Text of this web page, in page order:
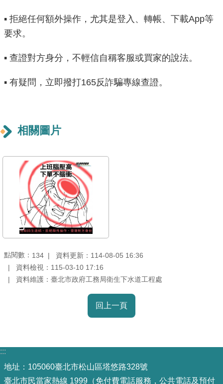
PASS
臺
通
政
資
開
及
資
訊
絡
▪️ 拒絕任何額外操作，尤其是登入、轉帳、下載App等
要求。
▪️ 查證對方身分，不輕信自稱客服或買家的說法。
▪️ 有疑問，立即撥打165反詐騙專線查證。
相關圖片
點閱數： 134
資料更新：114-08-05 16:36
資料檢視：115-03-10 17:16
資料維護：臺北市政府工務局衛生下水道工程處
回上一頁
:::
地址：105060臺北市松山區塔悠路328號
臺北市民當家熱線 1999 （免付費電話服務，公共電話及預付